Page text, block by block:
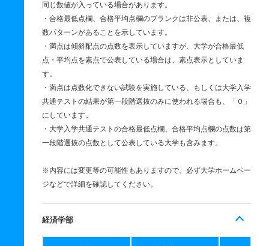
同じ数値が入っている場合があります。
・合格最低点欄、合格平均点欄のブランクは非公表、または、複
数パターンがあることを示しています。
・満点は傾斜配点の点数を表示していますが、大学が合格最低
点・平均点を素点で公表している場合は、素点表示としていま
す。
・満点は点数化できない試験を実施している、もしくは大学入学
共通テストの結果が第一段階選抜のみに使われる場合も、「０」
にしています。
・大学入学共通テストの合格最低点欄、合格平均点欄の点数は第
一段階選抜の点数として公表している大学も含みます。
※内容には変更等の可能性もありますので、必ず大学ホームペー
ジなどで詳細を確認してください。
経済学部